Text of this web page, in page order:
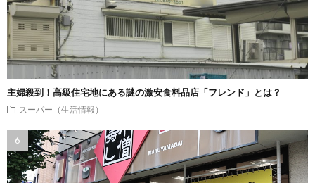
主婦殺到！高級住宅地にある謎の激安食料品店「フレンド」とは？
スーパー（生活情報）